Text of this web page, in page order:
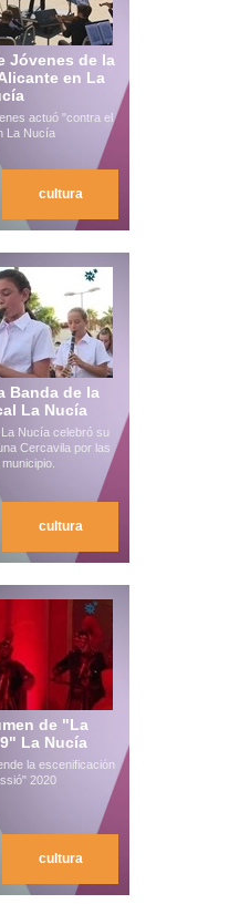
Jóvenes de la
en La
actuó "contra el
La Nucía
cultura
Banda de la
La Nucía
Nucía celebró su
Cercavila por las
cultura
de "La
La Nucía
la escenificación
2020
cultura